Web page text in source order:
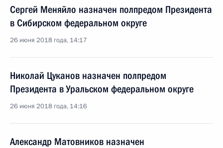
Сергей Меняйло назначен полпредом Президента
в Сибирском федеральном округе
26 июня 2018 года, 14:17
Николай Цуканов назначен полпредом
Президента в Уральском федеральном округе
26 июня 2018 года, 14:16
Александр Матовников назначен